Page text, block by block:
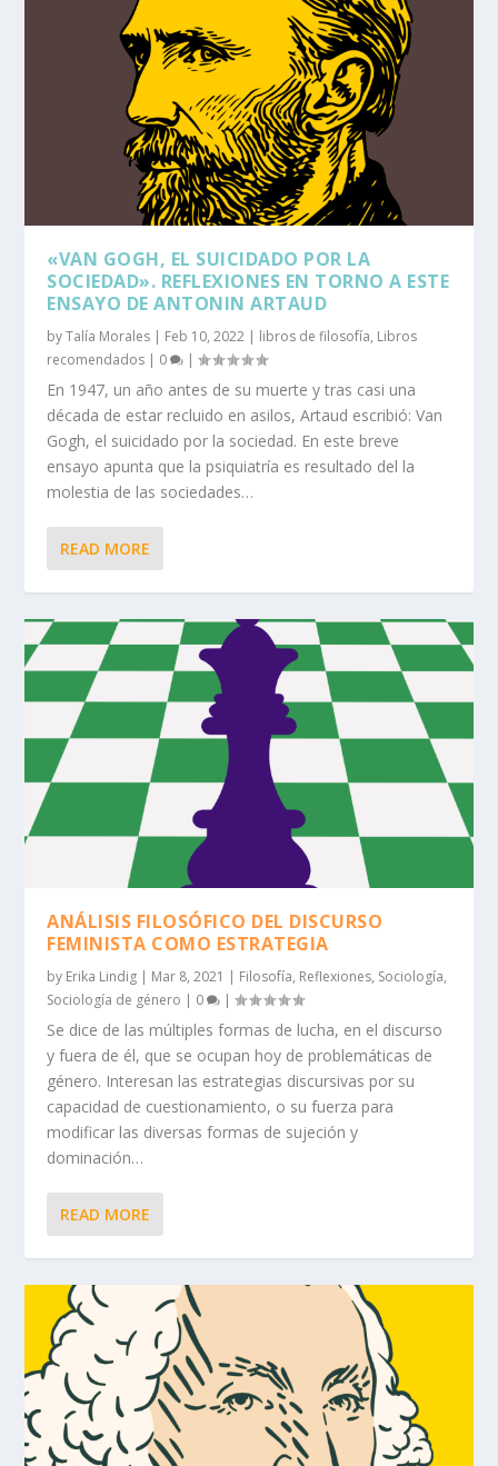
«VAN GOGH, EL SUICIDADO POR LA
SOCIEDAD». REFLEXIONES EN TORNO A ESTE
ENSAYO DE ANTONIN ARTAUD
byTalía Morales | Feb 10, 2022 | libros de filosofía, Libros
recomendados | 0 |
En 1947, un año antes de su muerte y tras casi una
década de estar recluido en asilos, Artaud escribió: Van
Gogh, el suicidado por la sociedad. En este breve
ensayo apunta que la psiquiatría es resultado del la
molestia de las sociedades…
READ MORE
ANÁLISIS FILOSÓFICO DEL DISCURSO
FEMINISTA COMO ESTRATEGIA
by Erika Lindig | Mar 8, 2021 | Filosofía, Reflexiones, Sociología,
Sociología de género | 0 |
Se dice de las múltiples formas de lucha, en el discurso
y fuera de él, que se ocupan hoy de problemáticas de
género. Interesan las estrategias discursivas por su
capacidad de cuestionamiento, o su fuerza para
modificar las diversas formas de sujeción y
dominación…
READ MORE